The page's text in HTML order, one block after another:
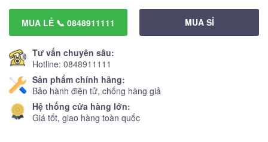
MUA LẺ 📞 0848911111 MUA SỈ
Tư vấn chuyên sâu:
Hotline: 0848911111
Sản phẩm chính hãng:
Bảo hành điện tử, chống hàng giả
Hệ thống cửa hàng lớn:
Giá tốt, giao hàng toàn quốc